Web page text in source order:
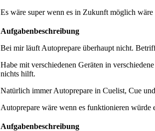
Es wäre super wenn es in Zukunft möglich
Aufgabenbeschreibung
Bei mir läuft Autoprepare überhaupt nicht.
Habe mit verschiedenen Geräten in
nichts hilft.
Natürlich immer Autoprepare in Cuelist, Cue
Autoprepare wäre wenn es funktionieren würde
Aufgabenbeschreibung